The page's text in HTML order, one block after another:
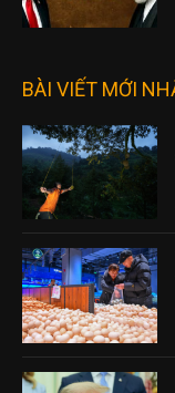
BÀI VIẾT MỚI